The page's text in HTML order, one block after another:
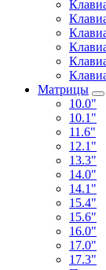
Матрицы
10.0"
10.1"
11.6"
12.1"
13.3"
14.0"
14.1"
15.4"
15.6"
16.0"
17.0"
17.3"